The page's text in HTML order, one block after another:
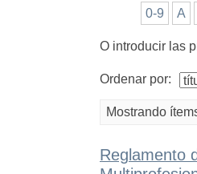
0-9 A
O introducir las
Ordenar por:
Mostrando
Reglamento